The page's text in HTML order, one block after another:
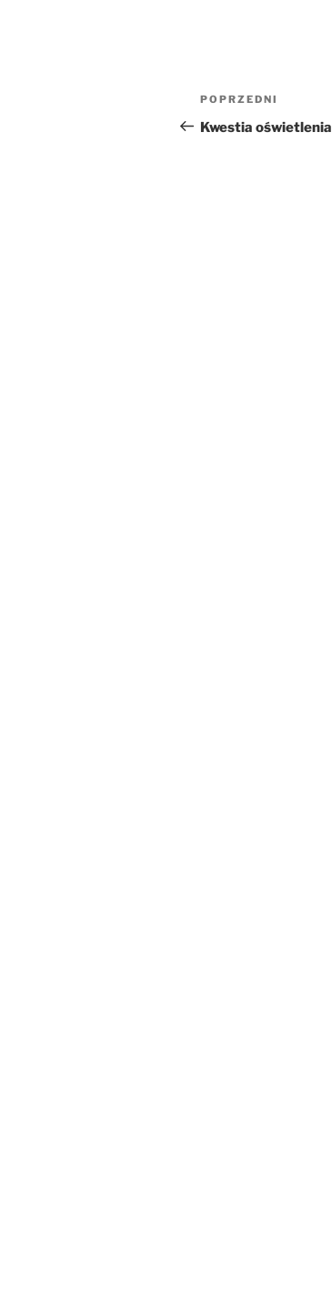
Nawigacja
wpisu
Poprzedni
wpis
POPRZEDNI
Kwestia oświetlenia